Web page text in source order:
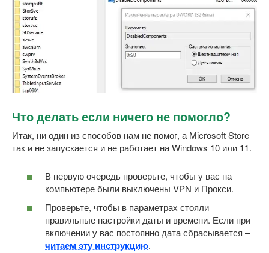
Что делать если ничего не помогло?
Итак, ни один из способов нам не помог, а Microsoft Store
так и не запускается и не работает на Windows 10 или 11.
В первую очередь проверьте, чтобы у вас на
компьютере были выключены VPN и Прокси.
Проверьте, чтобы в параметрах стояли
правильные настройки даты и времени. Если при
включении у вас постоянно дата сбрасывается –
читаем эту инструкцию.